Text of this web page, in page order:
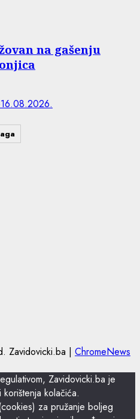
na gašenju
Zavidovicki.ba | ChromeNews
Zavidovicki.ba je
kolačića.
za pružanje boljeg